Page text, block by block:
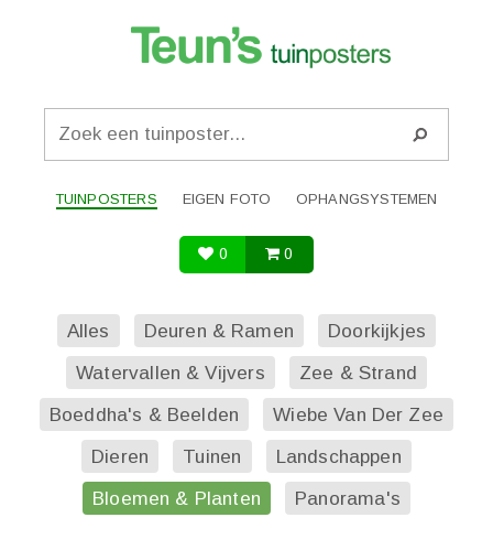
TUINPOSTERS EIGEN FOTO OPHANGSYSTEMEN
0 0
Alles Deuren & Ramen
Doorkijkjes
Watervallen & Vijvers
Zee & Strand
Boeddha's & Beelden
Wiebe Van Der Zee
Dieren
Tuinen
Landschappen
Bloemen & Planten
Panorama's